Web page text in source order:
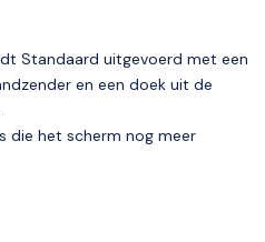
Standaard uitgevoerd met een
en een doek uit de
die het scherm nog meer